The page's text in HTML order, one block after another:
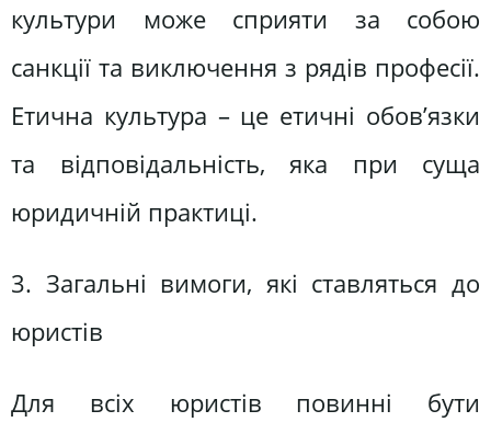
культури може сприяти за собою
санкції та виключення з рядів професії.
Етична культура – це етичні обов’язки
та відповідальність, яка при суща
юридичній практиці.
3. Загальні вимоги, які ставляться до
юристів
Для всіх юристів повинні бути